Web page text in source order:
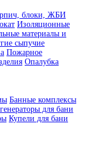
блоки, ЖБИ
Изоляционные
материалы и
сыпучие
Пожарное
Опалубка
Банные комплексы
для бани
Купели для бани